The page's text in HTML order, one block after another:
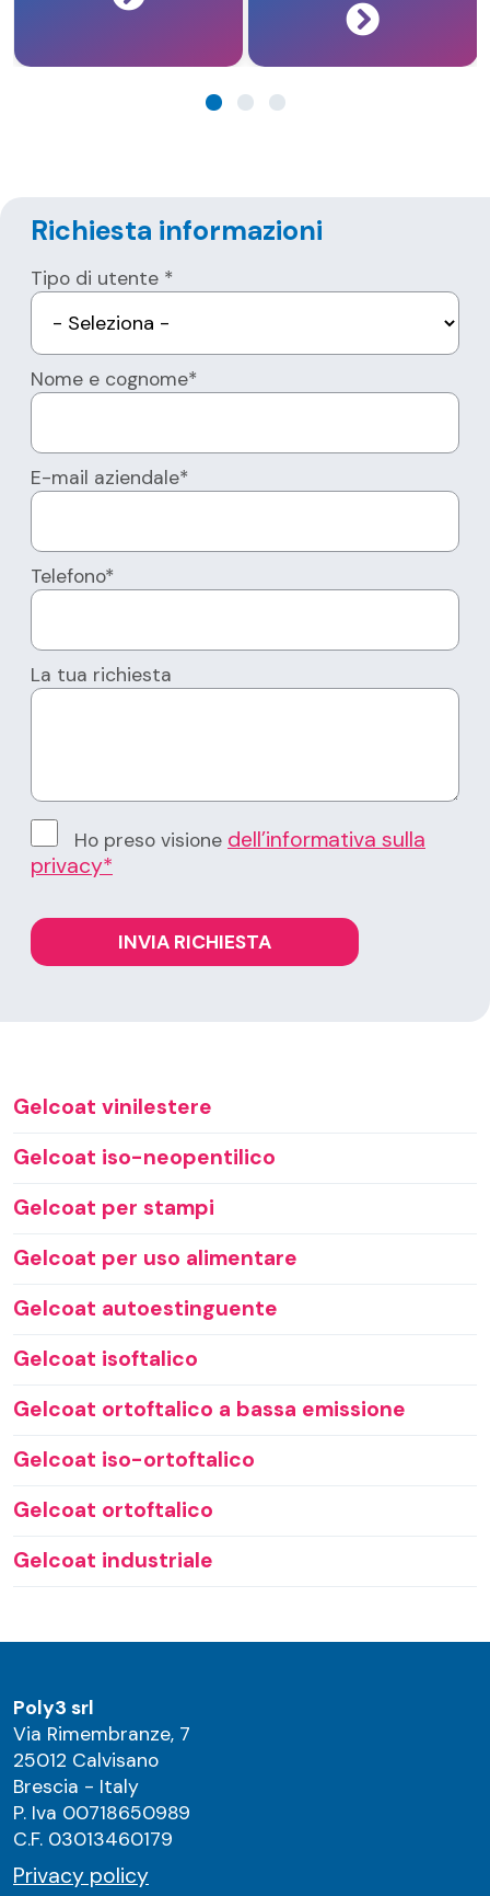
Richiesta informazioni
Tipo di utente *
Nome e cognome*
E-mail aziendale*
Telefono*
La tua richiesta
Ho preso visione dell’informativa sulla
privacy*
Gelcoat vinilestere
Gelcoat iso-neopentilico
Gelcoat per stampi
Gelcoat per uso alimentare
Gelcoat autoestinguente
Gelcoat isoftalico
Gelcoat ortoftalico a bassa emissione
Gelcoat iso-ortoftalico
Gelcoat ortoftalico
Gelcoat industriale
Poly3 srl
Via Rimembranze, 7
25012 Calvisano
Brescia - Italy
P. Iva 00718650989
C.F. 03013460179
Privacy policy